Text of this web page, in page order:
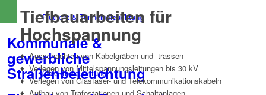
Flutlicht & Tunnelbeleuchtung
Objektbeleuchtung
Kommunale &
gewerbliche
Straßenbeleuchtung
Tiefbauarbeiten für
Hochspannung
♦ Ausschachten von Kabelgräben und -trassen
♦ Verlegen von Mittelspannungsleitungen bis 30 kV
♦ Verlegen von Glasfaser- und Telekommunikationskabeln